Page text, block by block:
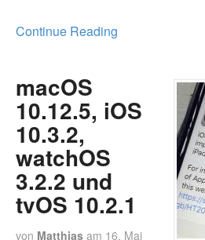
Continue Reading
macOS
10.12.5, iOS
10.3.2,
watchOS
3.2.2 und
tvOS 10.2.1
von Matthias am 16. Mai